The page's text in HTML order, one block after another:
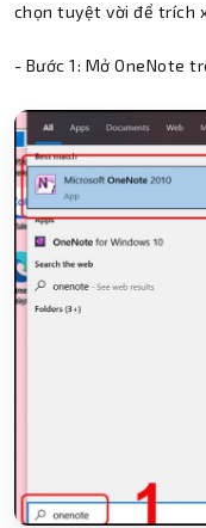
chọn tuyệt vời để trích
- Bước 1: Mở OneNote